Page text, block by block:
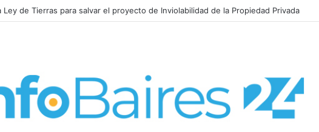
corre de las negociaciones a Sturzenegger con los prácticos marítimos